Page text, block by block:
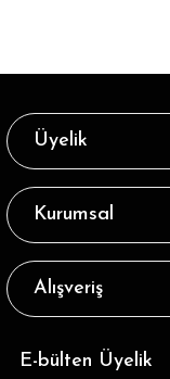
Larisa Haki Renk Beyaz
32,89
Larisa Antrasit Renk
Üyelik
Kurumsal
Alışveriş
E-bülten Üyelik